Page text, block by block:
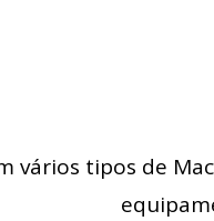
vários tipos de